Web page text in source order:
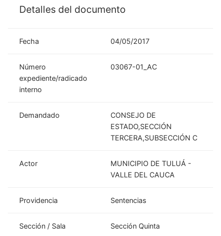
Detalles del documento
Fecha 04/05/2017
Número
expediente/radicado
interno
03067-01_AC
Demandado
CONSEJO DE
ESTADO,SECCIÓN
TERCERA,SUBSECCIÓN C
Actor
MUNICIPIO DE TULUÁ -
VALLE DEL CAUCA
Providencia Sentencias
Sección / Sala Sección Quinta